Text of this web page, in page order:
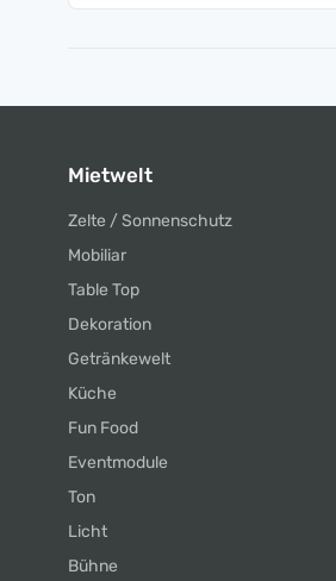
Mietwelt
Zelte / Sonnenschutz
Mobiliar
Table Top
Dekoration
Getränkewelt
Küche
Fun Food
Eventmodule
Ton
Licht
Bühne